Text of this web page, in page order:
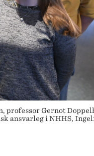
professor Gernot
ansvarleg i NHHS,